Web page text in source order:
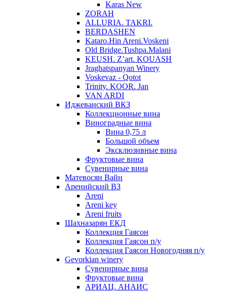
Karas New
ZORAH
ALLURIA. TAKRI.
BERDASHEN
Kataro.Hin Areni.Voskeni
Old Bridge.Tushpa.Malani
KEUSH. Z’art. KOUASH
Jraghatspanyan Winery
Voskevaz - Qotot
Trinity. KOOR. Jan
VAN ARDI
Иджеванский ВКЗ
Коллекционные вина
Виноградные вина
Вина 0,75 л
Большой объем
Эксклюзивные вина
Фруктовые вина
Cувенирные вина
Матевосян Вайн
Аренийский ВЗ
Areni
Areni key
Areni fruits
Шахназарян ЕКД
Коллекция Гаясон
Коллекция Гаясон п/у
Коллекция Гаясон Новогодняя п/у
Gevorkian winery
Сувенирные вина
Фруктовые вина
АРИАЦ. АНАИС